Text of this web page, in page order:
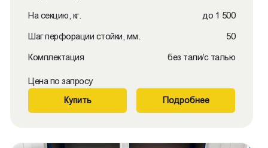
На секцию, кг. до 1 500
Шаг перфорации стойки, мм. 50
Комплектация без тали/с талью
Цена по запросу
Купить Подробнее